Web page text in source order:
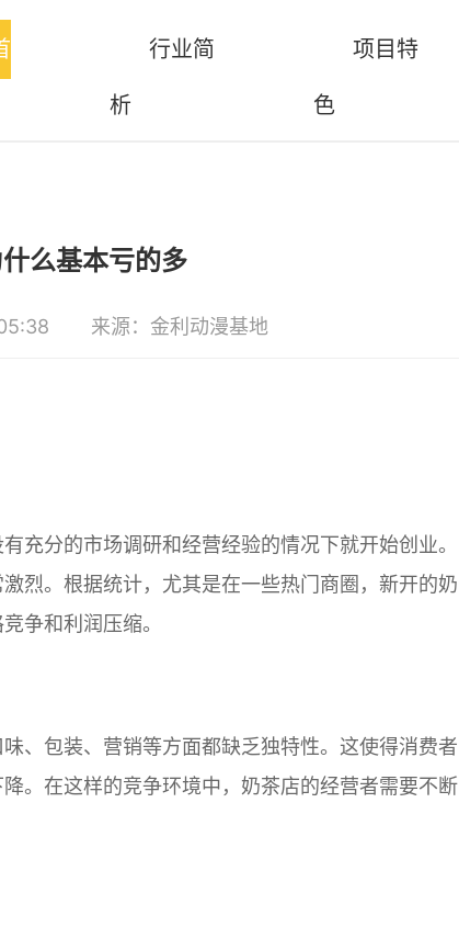
行业简
析
项目特
色
么基本亏的多
来源：金利动漫基地
充分的市场调研和经营经验的情况下就开始创业。
烈。根据统计，尤其是在一些热门商圈，新开的奶
争和利润压缩。
、包装、营销等方面都缺乏独特性。这使得消费者
。在这样的竞争环境中，奶茶店的经营者需要不断